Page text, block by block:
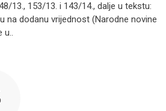
13., 153/13. i 143/14., dalje u tekstu:
na dodanu vrijednost (Narodne novine
u..